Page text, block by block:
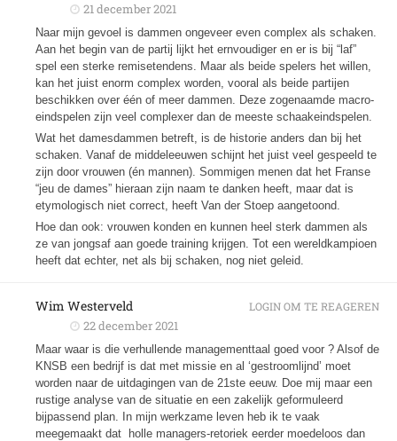
21 december 2021
Naar mijn gevoel is dammen ongeveer even complex als schaken.
Aan het begin van de partij lijkt het ernvoudiger en er is bij “laf”
spel een sterke remisetendens. Maar als beide spelers het willen,
kan het juist enorm complex worden, vooral als beide partijen
beschikken over één of meer dammen. Deze zogenaamde macro-
eindspelen zijn veel complexer dan de meeste schaakeindspelen.
Wat het damesdammen betreft, is de historie anders dan bij het
schaken. Vanaf de middeleeuwen schijnt het juist veel gespeeld te
zijn door vrouwen (én mannen). Sommigen menen dat het Franse
“jeu de dames” hieraan zijn naam te danken heeft, maar dat is
etymologisch niet correct, heeft Van der Stoep aangetoond.
Hoe dan ook: vrouwen konden en kunnen heel sterk dammen als
ze van jongsaf aan goede training krijgen. Tot een wereldkampioen
heeft dat echter, net als bij schaken, nog niet geleid.
Wim Westerveld
22 december 2021
Maar waar is die verhullende managementtaal goed voor ? Alsof de
KNSB een bedrijf is dat met missie en al ‘gestroomlijnd’ moet
worden naar de uitdagingen van de 21ste eeuw. Doe mij maar een
rustige analyse van de situatie en een zakelijk geformuleerd
bijpassend plan. In mijn werkzame leven heb ik te vaak
meegemaakt dat holle managers-retoriek eerder moedeloos dan
LOGIN OM TE REAGEREN